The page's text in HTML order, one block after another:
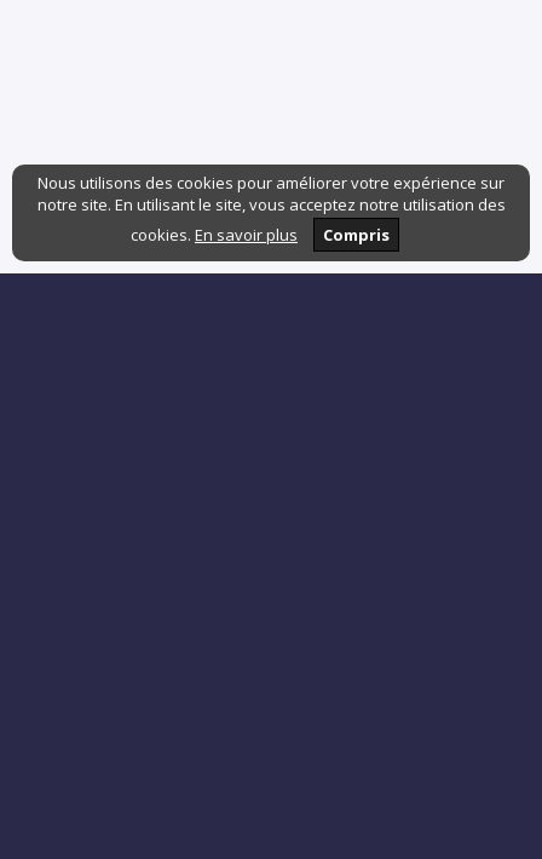
Nous utilisons des cookies pour améliorer votre expérience sur
notre site. En utilisant le site, vous acceptez notre utilisation des
cookies. En savoir plus Compris